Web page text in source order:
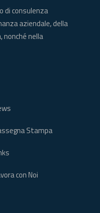
di consulenza
aziendale, della
nonché nella
Stampa
con Noi